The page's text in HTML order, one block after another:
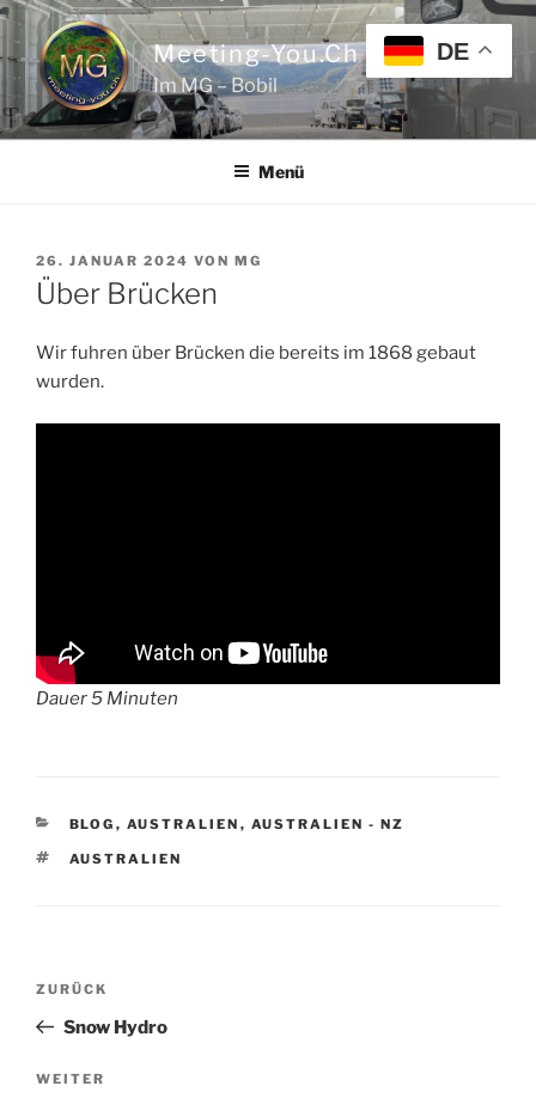
Zum
Inhalt
springen
Meeting-You.ch
Im MG – Bobil
Menü
VERÖFFENTLICHT
AM
26. JANUAR 2024 VON MG
Über Brücken
Wir fuhren über Brücken die bereits im 1868 gebaut
wurden.
Dauer 5 Minuten
KATEGORIEN
BLOG , AUSTRALIEN , AUSTRALIEN - NZ
SCHLAGWÖRTER
AUSTRALIEN
Beitragsnavigation
Vorheriger
Beitrag
ZURÜCK
Snow Hydro
Nächster
WEITER
DE